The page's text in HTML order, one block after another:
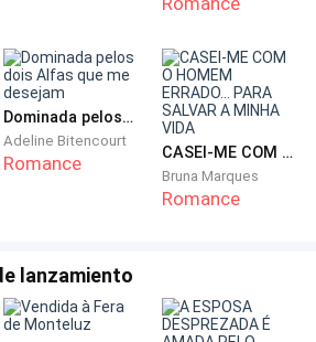
Dominada pelos dois Alfas que me desejam
Adeline Bitencourt
Romance CASEI-ME COM O HOMEM ERRADO... PARA SALVAR A MINHA VIDA
Bruna Marques
Romance
lanzamiento